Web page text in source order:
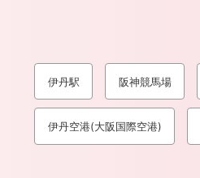
伊丹駅 阪神競馬場
伊丹空港(大阪国際空港)